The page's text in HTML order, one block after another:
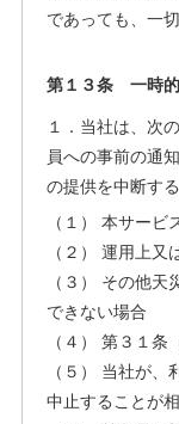
であっても、一
第１３条 一時的
１．当社は、次
員への事前の通
の提供を中断す
（１） 本サー
（２） 運用上
（３） その他
できない場合
（４） 第３１条
（５） 当社が
中止することが